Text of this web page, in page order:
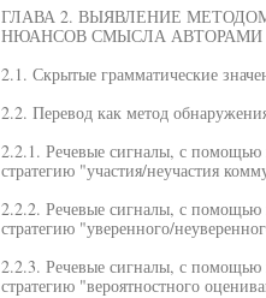
ГЛАВА 2. ВЫЯВЛЕНИЕ
НЮАНСОВ СМЫСЛА АВТОРАМИ
2.1. Скрытые грамматические
2.2. Перевод как метод
2.2.1. Речевые сигналы, с
стратегию "участия/неучастия
2.2.2. Речевые сигналы, с
стратегию "уверенного/
2.2.3. Речевые сигналы, с
стратегию "вероятностного